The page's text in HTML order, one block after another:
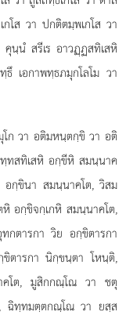
โส วา ปกติตมฺพเกโส วา
นฺนํ สรีเร อาวฏฺฏสทิเสหิ
เอกาพทฺธภมุกโลโม วา
ก วา อติมหนฺตกฺขิ วา อติ
ทสทิเสหิ อกฺขีหิ สมนฺนาค
อกฺขินา สมนฺนาคโต, วิสม
หิ อกฺขิจกฺเกหิ สมนฺนาคโต,
กตารกา วิย อกฺขิตารกา
ตารกา นิกฺขนฺตา โหนฺติ,
โต, มูสิกกณฺโณ วา ชตุ
ฉิทฺทมตฺตกณฺโณ วา ยสฺส